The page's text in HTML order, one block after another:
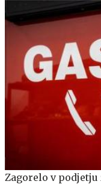
Zagorelo v podjetju